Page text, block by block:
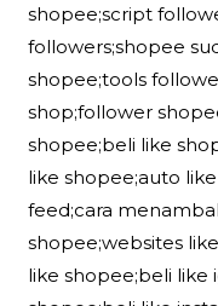
shopee;script
followers;shopee
shopee;tools
shop;follower
shopee;beli like
like shopee;auto
feed;cara
shopee;websites
like shopee;beli like